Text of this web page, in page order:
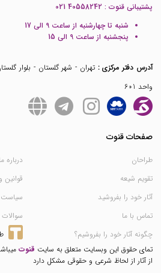
پشتیبانی قنوت : 021 40558242
شنبه تا چهارشنبه از ساعت 9 الی 17
پنجشنبه از ساعت 9 الی 15
آدرس دفتر مرکزی :
واحد 601
صفحات قنوت
طراحان
تقویم شیعه
آثار خود را بفروشید
تماس با ما
چگونه آثار خود را بفروشیم؟
درباره ما
قوانین
تمای حقوق این وبسایت متعلق به سایت قنوت
از آثار از لحاظ شرعی و حقوقی مشکل دارد